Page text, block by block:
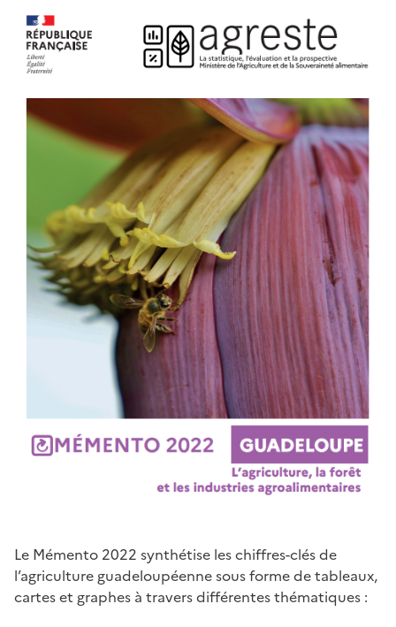
Le Mémento 2022 synthétise les chiffres-clés de
l’agriculture guadeloupéenne sous forme de tableaux,
cartes et graphes à travers différentes thématiques :